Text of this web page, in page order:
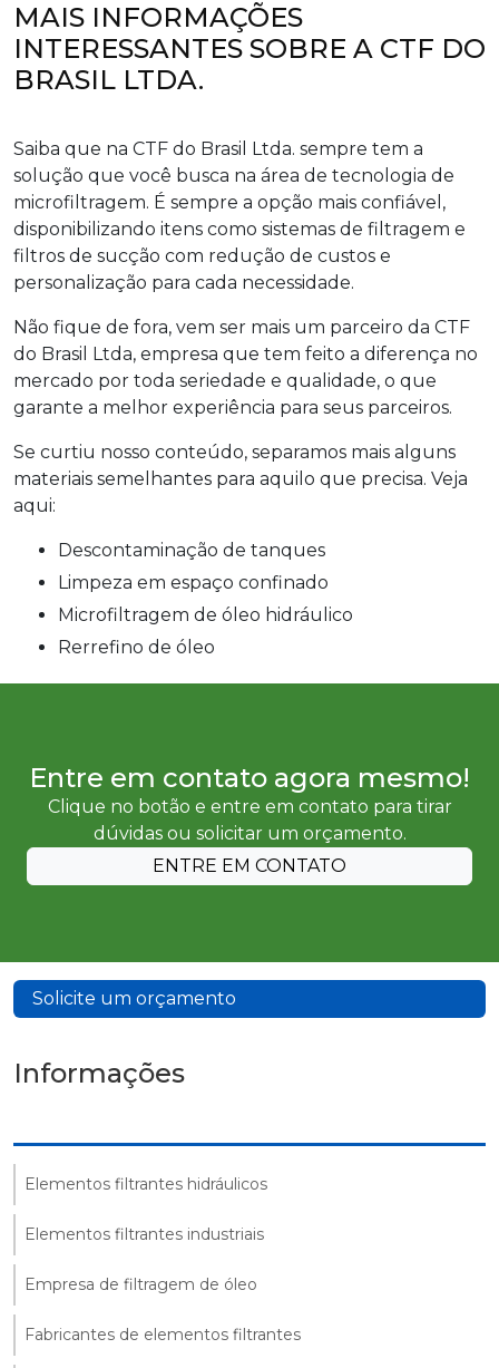
MAIS INFORMAÇÕES
INTERESSANTES SOBRE A CTF DO
BRASIL LTDA.
Saiba que na CTF do Brasil Ltda. sempre tem a
solução que você busca na área de tecnologia de
microfiltragem. É sempre a opção mais confiável,
disponibilizando itens como sistemas de filtragem e
filtros de sucção com redução de custos e
personalização para cada necessidade.
Não fique de fora, vem ser mais um parceiro da CTF
do Brasil Ltda, empresa que tem feito a diferença no
mercado por toda seriedade e qualidade, o que
garante a melhor experiência para seus parceiros.
Se curtiu nosso conteúdo, separamos mais alguns
materiais semelhantes para aquilo que precisa. Veja
aqui:
descontaminação de tanques
limpeza em espaço confinado
microfiltragem de óleo hidráulico
rerrefino de óleo
Entre em contato agora mesmo!
Clique no botão e entre em contato para tirar
dúvidas ou solicitar um orçamento.
ENTRE EM CONTATO
Solicite um orçamento
Informações
Elementos filtrantes hidráulicos
Elementos filtrantes industriais
Empresa de filtragem de óleo
Fabricantes de elementos filtrantes